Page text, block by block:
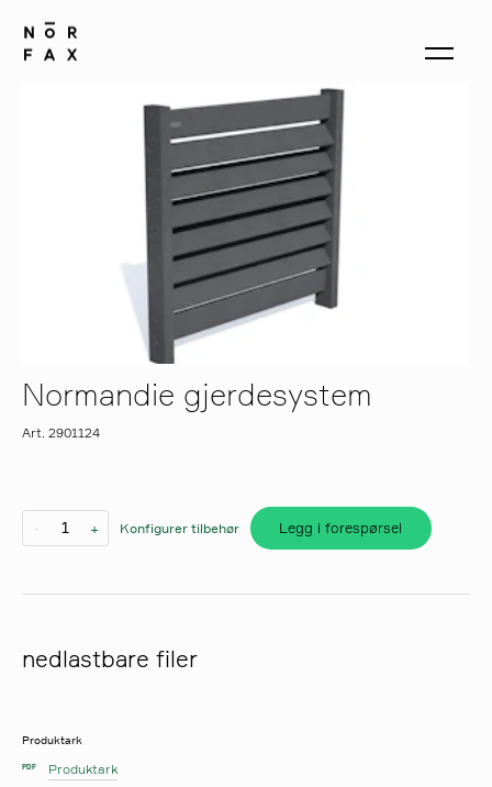
produkter
om oss
kontakt
Normandie gjerdesystem
Art. 2901124
- + Konfigurer tilbehør Legg i forespørsel
nedlastbare filer
Produktark
PDF Produktark